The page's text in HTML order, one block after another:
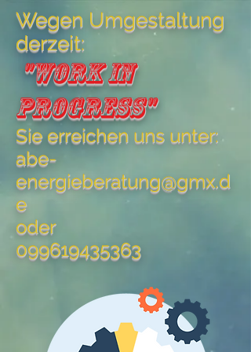
Wegen Umgestaltung
derzeit:
"Work in
Progress"
Sie erreichen uns unter:
abe-
energieberatung@gmx.d
e
oder
099619435363